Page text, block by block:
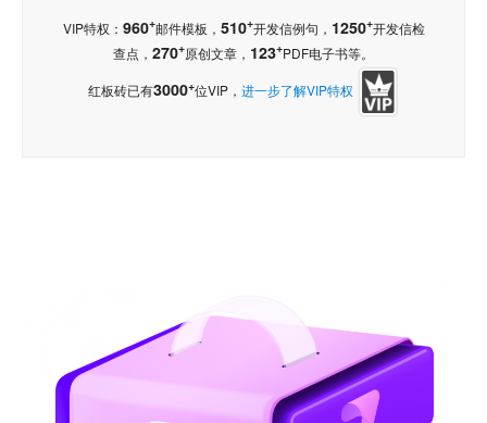
VIP特权： 960+邮件模板， 510+开发信例句， 1250+开发信检
查点， 270+原创文章， 123+PDF电子书等。
红板砖已有3000+位VIP， 进一步了解VIP特权